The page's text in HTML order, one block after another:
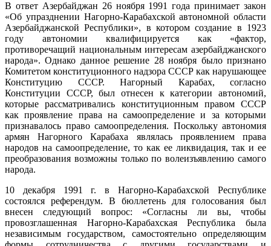
В ответ Азербайджан 26 ноября 1991 года принимает закон
«Об упразднении Нагорно-Карабахской автономной области
Азербайджанской Республики», в котором создание в 1923
году автономии квалифицируется как «фактор,
противоречащий национальным интересам азербайджанского
народа». Однако данное решение 28 ноября было признано
Комитетом конституционного надзора СССР как нарушающее
Конституцию СССР. Нагорный Карабах, согласно
Конституции СССР, был отнесен к категории автономий,
которые рассматривались конституционным правом СССР
как проявление права на самоопределение и за которыми
признавалось право самоопределения. Поскольку автономия
армян Нагорного Карабаха являлась проявлением права
народов на самоопределение, то как ее ликвидация, так и ее
преобразования возможны только по волеизъявлению самого
народа.
10 декабря 1991 г. в Нагорно-Карабахской Республике
состоялся референдум. В бюллетень для голосования был
внесен следующий вопрос: «Согласны ли вы, чтобы
провозглашенная Нагорно-Карабахская Республика была
независимым государством, самостоятельно определяющим